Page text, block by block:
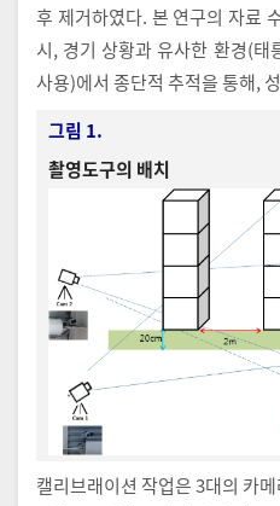
후 제거하였다. 본 연구의 자료
시, 경기 상황과 유사한 환경(태
사용)에서 종단적 추적을 통해,
그림 1.
촬영도구의 배치
캘리브래이션 작업은 3대의 카